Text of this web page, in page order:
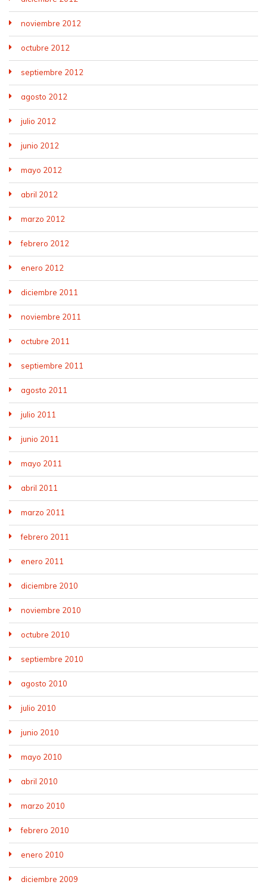
noviembre 2012
octubre 2012
septiembre 2012
agosto 2012
julio 2012
junio 2012
mayo 2012
abril 2012
marzo 2012
febrero 2012
enero 2012
diciembre 2011
noviembre 2011
octubre 2011
septiembre 2011
agosto 2011
julio 2011
junio 2011
mayo 2011
abril 2011
marzo 2011
febrero 2011
enero 2011
diciembre 2010
noviembre 2010
octubre 2010
septiembre 2010
agosto 2010
julio 2010
junio 2010
mayo 2010
abril 2010
marzo 2010
febrero 2010
enero 2010
diciembre 2009